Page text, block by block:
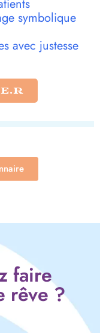
symbolique
avec justesse
faire
rêve ?